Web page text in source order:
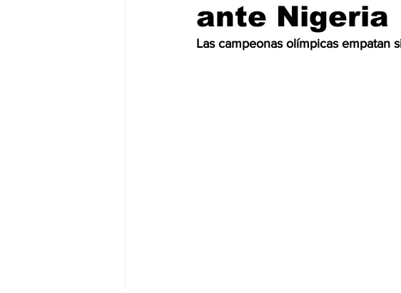
ante Nigeria
Las campeonas olímpicas empatan